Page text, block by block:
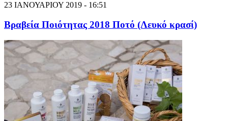
23 ΙΑΝΟΥΑΡΙΟΥ 2019 - 16:51
Βραβεία Ποιότητας 2018 Ποτό (Λευκό κρασί)